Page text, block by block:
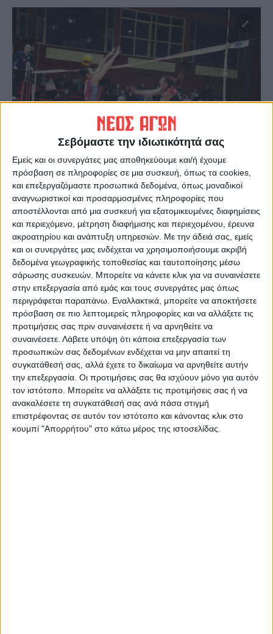
Σεβόμαστε την ιδιωτικότητά σας
Εμείς και οι συνεργάτες μας αποθηκεύουμε και/ή έχουμε
πρόσβαση σε πληροφορίες σε μια συσκευή, όπως τα cookies,
και επεξεργαζόμαστε προσωπικά δεδομένα, όπως μοναδικοί
αναγνωριστικοί και προσαρμοσμένες πληροφορίες που
αποστέλλονται από μια συσκευή για εξατομικευμένες διαφημίσεις
και περιεχόμενο, μέτρηση διαφήμισης και περιεχομένου, έρευνα
ακροατηρίου και ανάπτυξη υπηρεσιών. Με την άδειά σας, εμείς
και οι συνεργάτες μας ενδέχεται να χρησιμοποιήσουμε ακριβή
δεδομένα γεωγραφικής τοποθεσίας και ταυτοποίησης μέσω
σάρωσης συσκευών. Μπορείτε να κάνετε κλικ για να συναινέσετε
στην επεξεργασία από εμάς και τους συνεργάτες μας όπως
περιγράφεται παραπάνω. Εναλλακτικά, μπορείτε να αποκτήσετε
πρόσβαση σε πιο λεπτομερείς πληροφορίες και να αλλάξετε τις
προτιμήσεις σας πριν συναινέσετε ή να αρνηθείτε να
συναινέσετε. Λάβετε υπόψη ότι κάποια επεξεργασία των
προσωπικών σας δεδομένων ενδέχεται να μην απαιτεί τη
συγκατάθεσή σας, αλλά έχετε το δικαίωμα να αρνηθείτε αυτήν
την επεξεργασία. Οι προτιμήσεις σας θα ισχύουν μόνο για αυτόν
τον ιστότοπο. Μπορείτε να αλλάξετε τις προτιμήσεις σας ή να
ανακαλέσετε τη συγκατάθεσή σας ανά πάσα στιγμή
επιστρέφοντας σε αυτόν τον ιστότοπο και κάνοντας κλικ στο
κουμπί "Απορρήτου" στο κάτω μέρος της ιστοσελίδας.